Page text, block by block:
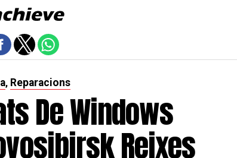
, Reparacions
De Windows
Reixes